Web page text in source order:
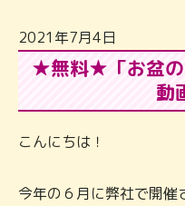
2021年7月4日
★無料★「お盆の
動
こんにちは！
今年の６月に弊社で開催